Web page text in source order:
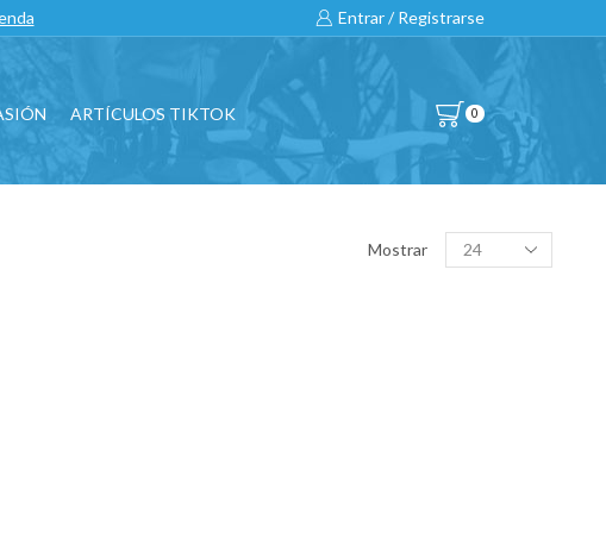
Entrar / Registrarse
ARTÍCULOS TIKTOK 0
Mostrar
Products
per